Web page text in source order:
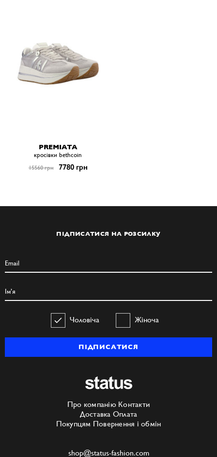
PREMIATA
кросівки bethcoin
15560 грн 7780 грн
ПІДПИСАТИСЯ НА РОЗСИЛКУ
Чоловіча Жіноча
ПІДПИСАТИСЯ
Про компанію Контакти
Доставка Оплата
Покупцям Повернення і обмін
shop@status-fashion.com